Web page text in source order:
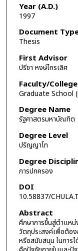
Year (A.D.)
1997
Document
Thesis
First Advisor
ปรีชา หงษ์ไกรเลิศ
Faculty/College
Graduate School
Degree Name
รัฐศาสตรมหาบัณฑิต
Degree Level
ปริญญาโท
Degree
การปกครอง
DOI
10.58837/
Abstract
ศึกษาการขึ้นสู่ตำแห
วัตถุประสงค์เพื่อต้อง
หรือสนับสนุน ในการ